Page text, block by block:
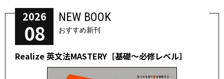
2026
08
NEW BOOK
おすすめ新刊
Realize 英文法MASTERY［基礎～必修レベル］